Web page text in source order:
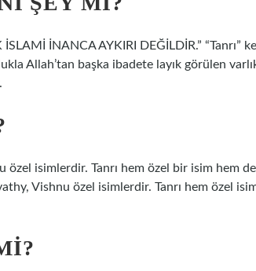
İNANCA AYKIRI DEĞİLDİR.” “Tanrı”
Allah’tan başka ibadete layık görülen
özel isimlerdir. Tanrı hem özel bir isim hem
Vishnu özel isimlerdir. Tanrı hem özel